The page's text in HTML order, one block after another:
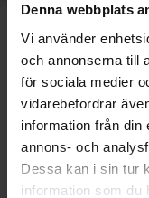
Denna webbplats
Vi använder
och annonserna till
för sociala medier
vidarebefordrar
information från din
annons- och
Dessa kan i sin tur
information som du